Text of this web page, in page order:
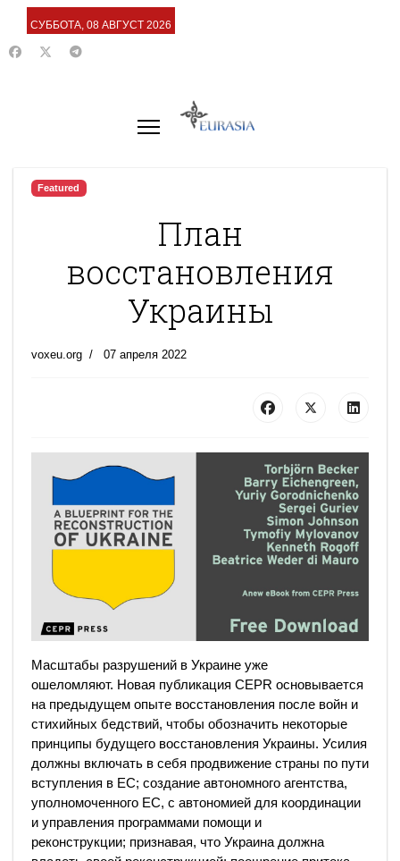
СУББОТА, 08 АВГУСТ 2026
Featured
План
восстановления
Украины
voxeu.org 07 апреля 2022
Масштабы разрушений в Украине уже
ошеломляют. Новая публикация CEPR основывается
на предыдущем опыте восстановления после войн и
стихийных бедствий, чтобы обозначить некоторые
принципы будущего восстановления Украины. Усилия
должны включать в себя продвижение страны по пути
вступления в ЕС; создание автономного агентства,
уполномоченного ЕС, с автономией для координации
и управления программами помощи и
реконструкции; признавая, что Украина должна